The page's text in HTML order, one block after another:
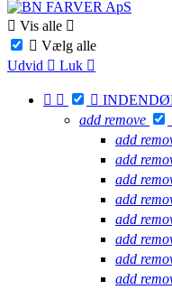
 Vis alle 
 Vælg alle
Udvid  Luk 
  
add remove
add
add
add
add
add
add
add
add